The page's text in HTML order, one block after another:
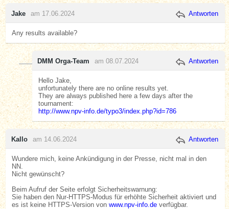
Jake am 17.06.2024 Antworten
Any results available?
DMM Orga-Team am 08.07.2024 Antworten
Hello Jake,
unfortunately there are no online results yet.
They are always published here a few days after the
tournament:
http://www.npv-info.de/typo3/index.php?id=786
Kallo am 14.06.2024 Antworten
Wundere mich, keine Ankündigung in der Presse, nicht mal in den
NN.
Nicht gewünscht?
Beim Aufruf der Seite erfolgt Sicherheitswarnung:
Sie haben den Nur-HTTPS-Modus für erhöhte Sicherheit aktiviert und
es ist keine HTTPS-Version vonwww.npv-info.de verfügbar.